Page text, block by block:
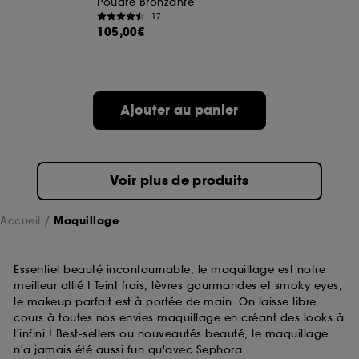
17
105,00€
Ajouter au panier
Voir plus de produits
Accueil Maquillage
Essentiel beauté incontournable, le maquillage est notre
meilleur allié ! Teint frais, lèvres gourmandes et smoky eyes,
le makeup parfait est à portée de main. On laisse libre
cours à toutes nos envies maquillage en créant des looks à
l'infini ! Best-sellers ou nouveautés beauté, le maquillage
n'a jamais été aussi fun qu'avec Sephora.
A l'exception des cookies techniques, le dépôt et la
choix" ci-dessous ou décider de "tout accepter".
Sephora pourra associer les informations de
navigation collectées par ces Cookies, pour les
sur "continuer sans accepter". Voous pouvez à tout
moment choisir de retirer votrte consentement. Si vous
souhaitez obtenir plus d'information sur les cookies